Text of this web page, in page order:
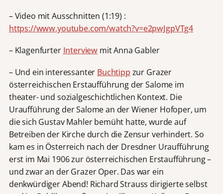
– Video mit Ausschnitten (1:19) :
https://www.youtube.com/watch?v=e2pwJgpVTg4
– Klagenfurter Interview mit Anna Gabler
– Und ein interessanter Buchtipp zur Grazer
österreichischen Erstaufführung der Salome im
theater- und sozialgeschichtlichen Kontext. Die
Uraufführung der Salome an der Wiener Hofoper, um
die sich Gustav Mahler bemüht hatte, wurde auf
Betreiben der Kirche durch die Zensur verhindert. So
kam es in Österreich nach der Dresdner Uraufführung
erst im Mai 1906 zur österreichischen Erstaufführung –
und zwar an der Grazer Oper. Das war ein
denkwürdiger Abend! Richard Strauss dirigierte selbst